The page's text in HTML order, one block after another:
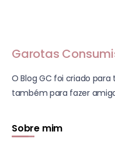
Garotas
O Blog GC foi criado
também para fazer
Sobre mim